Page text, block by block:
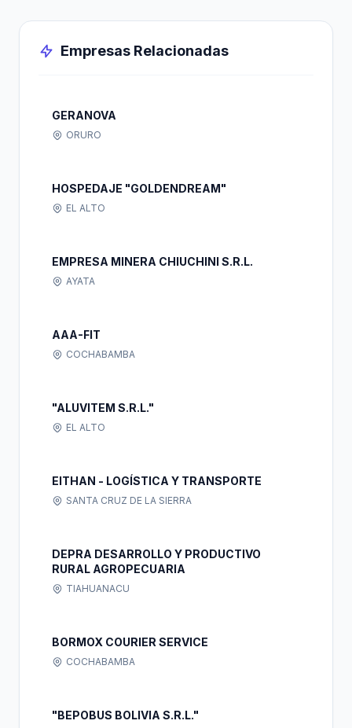
Empresas Relacionadas
GERANOVA
ORURO
HOSPEDAJE "GOLDENDREAM"
EL ALTO
EMPRESA MINERA CHIUCHINI S.R.L.
AYATA
AAA-FIT
COCHABAMBA
"ALUVITEM S.R.L."
EL ALTO
EITHAN - LOGÍSTICA Y TRANSPORTE
SANTA CRUZ DE LA SIERRA
DEPRA DESARROLLO Y PRODUCTIVO
RURAL AGROPECUARIA
TIAHUANACU
BORMOX COURIER SERVICE
COCHABAMBA
"BEPOBUS BOLIVIA S.R.L."